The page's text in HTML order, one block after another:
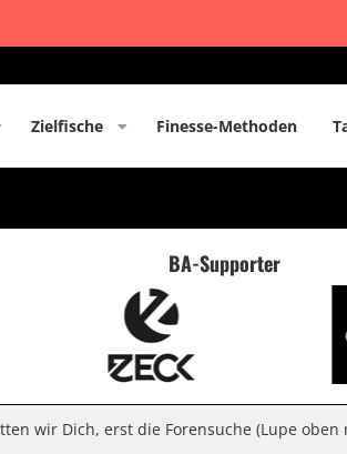
Zielfische Finesse-Methoden
BA-Supporter
wir Dich, erst die Forensuche (Lupe